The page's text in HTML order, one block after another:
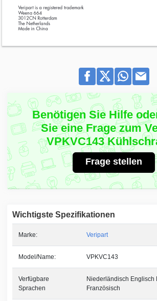
Benötigen Sie Hilfe
Sie eine Frage zum
VPKVC143
Frage stellen
Wichtigste Spezifikationen
Marke: Veripart
Model/Name: VPKVC143
Verfügbare
Sprachen
Niederländisch Englisch
Französisch